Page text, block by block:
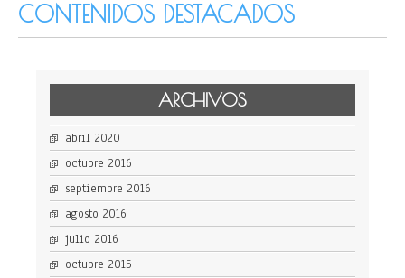
CONTENIDOS DESTACADOS
ARCHIVOS
abril 2020
octubre 2016
septiembre 2016
agosto 2016
julio 2016
octubre 2015